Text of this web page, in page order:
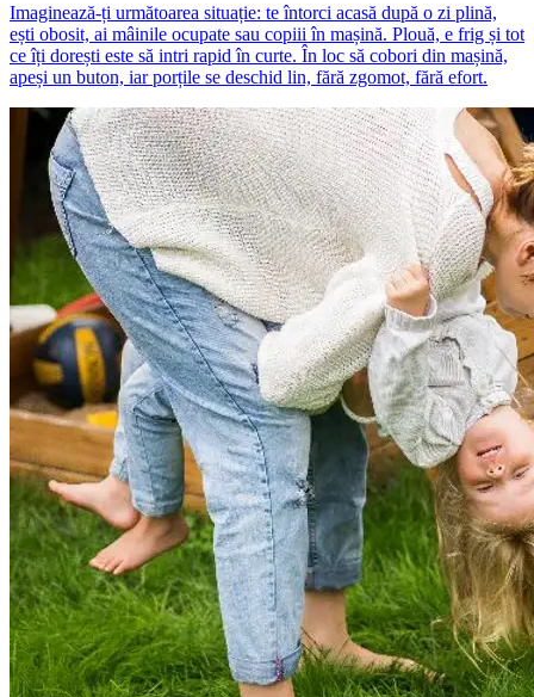
Imaginează-ți următoarea situație: te întorci acasă după o zi plină,
ești obosit, ai mâinile ocupate sau copiii în mașină. Plouă, e frig și tot
ce îți dorești este să intri rapid în curte. În loc să cobori din mașină,
apeși un buton, iar porțile se deschid lin, fără zgomot, fără efort.